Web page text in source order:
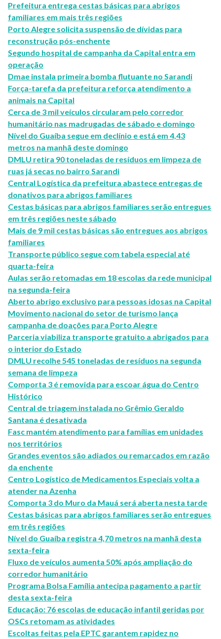
Prefeitura entrega cestas básicas para abrigos
familiares em mais três regiões
Porto Alegre solicita suspensão de dívidas para
reconstrução pós-enchente
Segundo hospital de campanha da Capital entra em
operação
Dmae instala primeira bomba flutuante no Sarandi
Força-tarefa da prefeitura reforça atendimento a
animais na Capital
Cerca de 3 mil veículos circularam pelo corredor
humanitário nas madrugadas de sábado e domingo
Nível do Guaíba segue em declínio e está em 4,43
metros na manhã deste domingo
DMLU retira 90 toneladas de resíduos em limpeza de
ruas já secas no bairro Sarandi
Central Logística da prefeitura abastece entregas de
donativos para abrigos familiares
Cestas básicas para abrigos familiares serão entregues
em três regiões neste sábado
Mais de 9 mil cestas básicas são entregues aos abrigos
familiares
Transporte público segue com tabela especial até
quarta-feira
Aulas serão retomadas em 18 escolas da rede municipal
na segunda-feira
Aberto abrigo exclusivo para pessoas idosas na Capital
Movimento nacional do setor de turismo lança
campanha de doações para Porto Alegre
Parceria viabiliza transporte gratuito a abrigados para
o interior do Estado
DMLU recolhe 545 toneladas de resíduos na segunda
semana de limpeza
Comporta 3 é removida para escoar água do Centro
Histórico
Central de triagem instalada no Grêmio Geraldo
Santana é desativada
Fasc mantém atendimento para famílias em unidades
nos territórios
Grandes eventos são adiados ou remarcados em razão
da enchente
Centro Logístico de Medicamentos Especiais volta a
atender na Azenha
Comporta 3 do Muro da Mauá será aberta nesta tarde
Cestas básicas para abrigos familiares serão entregues
em três regiões
Nível do Guaíba registra 4,70 metros na manhã desta
sexta-feira
Fluxo de veículos aumenta 50% após ampliação do
corredor humanitário
Programa Bolsa Família antecipa pagamento a partir
desta sexta-feira
Educação: 76 escolas de educação infantil geridas por
OSCs retomam as atividades
Escoltas feitas pela EPTC garantem rapidez no